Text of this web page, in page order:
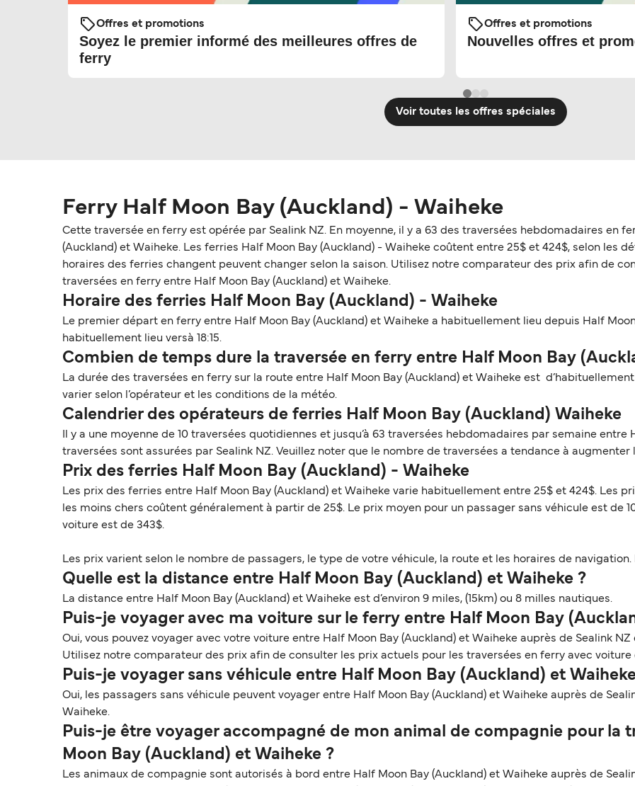
Offres et promotions
Soyez le premier informé des meilleures offres de
ferry
Offres et promotions
Nouvelles offres et
Voir toutes les offres spéciales
Ferry Half Moon Bay (Auckland) - Waiheke
Cette traversée en ferry est opérée par Sealink NZ. En moyenne, il y a 63 des traversées hebdomadaires en
(Auckland) et Waiheke. Les ferries Half Moon Bay (Auckland) - Waiheke coûtent entre 25$ et 424$, selon les
horaires des ferries changent peuvent changer selon la saison. Utilisez notre comparateur des prix afin de
traversées en ferry entre Half Moon Bay (Auckland) et Waiheke.
Horaire des ferries Half Moon Bay (Auckland) - Waiheke
Le premier départ en ferry entre Half Moon Bay (Auckland) et Waiheke a habituellement lieu depuis Half
habituellement lieu versà 18:15.
Combien de temps dure la traversée en ferry entre Half Moon Bay
La durée des traversées en ferry sur la route entre Half Moon Bay (Auckland) et Waiheke est
varier selon l’opérateur et les conditions de la météo.
Calendrier des opérateurs de ferries Half Moon Bay (Auckland) Waiheke
Il y a une moyenne de 10 traversées quotidiennes et jusqu’à 63 traversées hebdomadaires par semaine entre
traversées sont assurées par Sealink NZ. Veuillez noter que le nombre de traversées a tendance à augmenter
Prix des ferries Half Moon Bay (Auckland) - Waiheke
Les prix des ferries entre Half Moon Bay (Auckland) et Waiheke varie habituellement entre 25$ et 424$. Les
les moins chers coûtent généralement à partir de 25$. Le prix moyen pour un passager sans véhicule est de
voiture est de 343$.
Les prix varient selon le nombre de passagers, le type de votre véhicule, la route et les horaires de
Quelle est la distance entre Half Moon Bay (Auckland) et Waiheke ?
La distance entre Half Moon Bay (Auckland) et Waiheke est d’environ 9 miles, (15km) ou 8 milles nautiques.
Puis-je voyager avec ma voiture sur le ferry entre Half Moon Bay
Oui, vous pouvez voyager avec votre voiture entre Half Moon Bay (Auckland) et Waiheke auprès de Sealink
Utilisez notre comparateur des prix afin de consulter les prix actuels pour les traversées en ferry avec voiture
Puis-je voyager sans véhicule entre Half Moon Bay (Auckland) et
Oui, les passagers sans véhicule peuvent voyager entre Half Moon Bay (Auckland) et Waiheke auprès de
Waiheke.
Puis-je être voyager accompagné de mon animal de compagnie pour la
Moon Bay (Auckland) et Waiheke ?
Les animaux de compagnie sont autorisés à bord entre Half Moon Bay (Auckland) et Waiheke auprès de